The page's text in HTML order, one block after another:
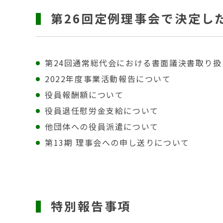
第26回定例理事会で決定し
第24回通常総代会における書面議決書取り
2022年度事業活動報告について
役員報酬額について
役員退任慰労金支給について
他団体への役員派遣について
第13期 理事会への申し送りについて
特別報告事項